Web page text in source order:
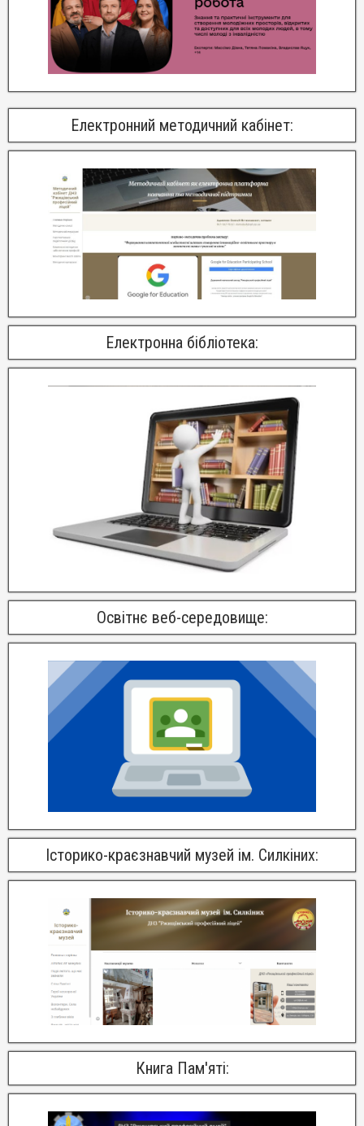
Електронний методичний кабінет:
Електронна бібліотека:
Освітнє веб-середовище:
Історико-краєзнавчий музей ім. Силкіних:
Книга Пам'яті: